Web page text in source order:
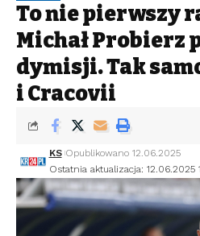
To nie pierwszy
Michał Probierz
dymisji. Tak
i Cracovii
Ostatnia aktualizacja: 12.06.2025
KS Opublikowano 12.06.2025